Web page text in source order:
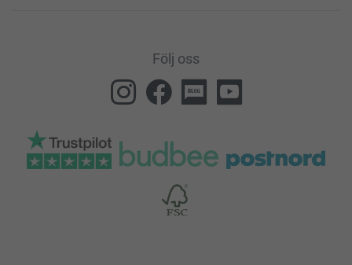
Följ oss